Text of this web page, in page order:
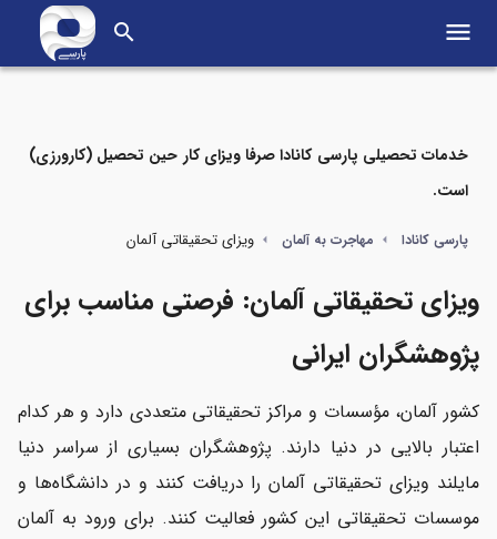
search menu
مواردی که در این مطلب می‌خوانید
ویزای تحقیقاتی آلمان چیست؟
ویزای تحقیقاتی آلمان مناسب چه افرادی است؟
شرایط ویزای تحقیقاتی آلمان چیست؟
مراحل مهاجرت از طریق ویزای تحقیقاتی
خدمات تحصیلی پارسی کانادا صرفا ویزای کار حین تحصیل (کارورزی)
است.
پارسی کانادا مهاجرت به آلمان ویزای تحقیقاتی آلمان
ویزای تحقیقاتی آلمان: فرصتی مناسب برای
پژوهشگران ایرانی
کشور آلمان، مؤسسات و مراکز تحقیقاتی متعددی دارد و هر کدام
اعتبار بالایی در دنیا دارند. پژوهشگران بسیاری از سراسر دنیا
مایلند ویزای تحقیقاتی آلمان را دریافت کنند و در دانشگاه‌ها و
موسسات تحقیقاتی این کشور فعالیت کنند. برای ورود به آلمان